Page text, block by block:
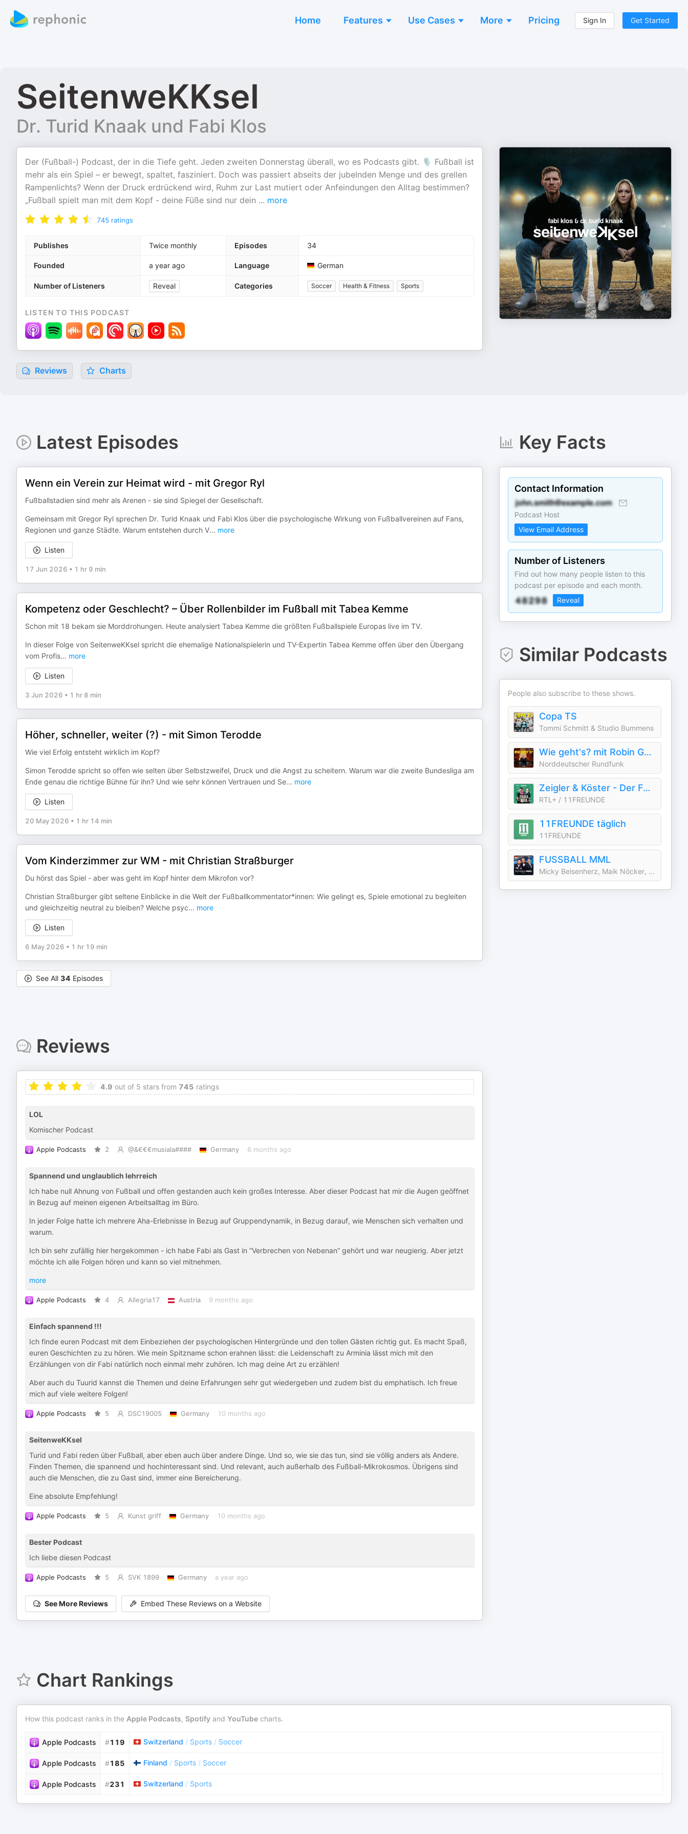
Home Features Use Cases More Pricing Sign In Get Started
SeitenweKKsel
Dr. Turid Knaak und Fabi Klos
Der (Fußball-) Podcast, der in die Tiefe geht. Jeden zweiten Donnerstag überall, wo es Podcasts gibt. 🎙 Fußball ist
mehr als ein Spiel – er bewegt, spaltet, fasziniert. Doch was passiert abseits der jubelnden Menge und des grellen
Rampenlichts? Wenn der Druck erdrückend wird, Ruhm zur Last mutiert oder Anfeindungen den Alltag bestimmen?
„Fußball spielt man mit dem Kopf - deine Füße sind nur dein ... more
745 ratings
Publishes Twice monthly Episodes 34
Founded a year ago Language German
Number of Listeners Reveal Categories Soccer Health & Fitness Sports
LISTEN TO THIS PODCAST
Reviews Charts
Latest Episodes
Wenn ein Verein zur Heimat wird - mit Gregor Ryl
Fußballstadien sind mehr als Arenen - sie sind Spiegel der Gesellschaft.
Gemeinsam mit Gregor Ryl sprechen Dr. Turid Knaak und Fabi Klos über die psychologische Wirkung von Fußballvereinen auf Fans,
Regionen und ganze Städte. Warum entstehen durch V... more
Listen
17 Jun 2026 • 1 hr 9 min
Kompetenz oder Geschlecht? – Über Rollenbilder im Fußball mit Tabea Kemme
Schon mit 18 bekam sie Morddrohungen. Heute analysiert Tabea Kemme die größten Fußballspiele Europas live im TV.
In dieser Folge von SeitenweKKsel spricht die ehemalige Nationalspielerin und TV-Expertin Tabea Kemme offen über den Übergang
vom Profis... more
Listen
3 Jun 2026 • 1 hr 8 min
Höher, schneller, weiter (?) - mit Simon Terodde
Wie viel Erfolg entsteht wirklich im Kopf?
Simon Terodde spricht so offen wie selten über Selbstzweifel, Druck und die Angst zu scheitern. Warum war die zweite Bundesliga am
Ende genau die richtige Bühne für ihn? Und wie sehr können Vertrauen und Se... more
Listen
20 May 2026 • 1 hr 14 min
Vom Kinderzimmer zur WM - mit Christian Straßburger
Du hörst das Spiel - aber was geht im Kopf hinter dem Mikrofon vor?
Christian Straßburger gibt seltene Einblicke in die Welt der Fußballkommentator*innen: Wie gelingt es, Spiele emotional zu begleiten
und gleichzeitig neutral zu bleiben? Welche psyc... more
Listen
6 May 2026 • 1 hr 19 min
See All 34 Episodes
Key Facts
Contact Information
Podcast Host
View Email Address
Number of Listeners
Find out how many people listen to this
podcast per episode and each month.
Reveal
Similar Podcasts
People also subscribe to these shows.
Copa TS
Tommi Schmitt & Studio Bummens
Wie geht's? mit Robin Gosens
Norddeutscher Rundfunk
Zeigler & Köster - Der Fußball-Podcast von 11FREUNDE
RTL+ / 11FREUNDE
11FREUNDE täglich
11FREUNDE
FUSSBALL MML
Micky Beisenherz, Maik Nöcker, Lucas Vogelsang
Reviews
4.9 out of 5 stars from 745 ratings
LOL
Komischer Podcast
Apple Podcasts 2 @&€€€musiala#### Germany 6 months ago
Spannend und unglaublich lehrreich
Ich habe null Ahnung von Fußball und offen gestanden auch kein großes Interesse. Aber dieser Podcast hat mir die Augen geöffnet
in Bezug auf meinen eigenen Arbeitsalltag im Büro.
In jeder Folge hatte ich mehrere Aha-Erlebnisse in Bezug auf Gruppendynamik, in Bezug darauf, wie Menschen sich verhalten und
warum.
Ich bin sehr zufällig hier hergekommen - ich habe Fabi als Gast in “Verbrechen von Nebenan” gehört und war neugierig. Aber jetzt
möchte ich alle Folgen hören und kann so viel mitnehmen.
more
Apple Podcasts 4 Allegria17 Austria 9 months ago
Einfach spannend !!!
Ich finde euren Podcast mit dem Einbeziehen der psychologischen Hintergründe und den tollen Gästen richtig gut. Es macht Spaß,
euren Geschichten zu zu hören. Wie mein Spitzname schon erahnen lässt: die Leidenschaft zu Arminia lässt mich mit den
Erzählungen von dir Fabi natürlich noch einmal mehr zuhören. Ich mag deine Art zu erzählen!
Aber auch du Tuurid kannst die Themen und deine Erfahrungen sehr gut wiedergeben und zudem bist du emphatisch. Ich freue
mich auf viele weitere Folgen!
Apple Podcasts 5 DSC19005 Germany 10 months ago
SeitenweKKsel
Turid und Fabi reden über Fußball, aber eben auch über andere Dinge. Und so, wie sie das tun, sind sie völlig anders als Andere.
Finden Themen, die spannend und hochinteressant sind. Und relevant, auch außerhalb des Fußball-Mikrokosmos. Übrigens sind
auch die Menschen, die zu Gast sind, immer eine Bereicherung.
Eine absolute Empfehlung!
Apple Podcasts 5 Kunst griff Germany 10 months ago
Bester Podcast
Ich liebe diesen Podcast
Apple Podcasts 5 SVK 1899 Germany a year ago
See More Reviews Embed These Reviews on a Website
Chart Rankings
How this podcast ranks in the Apple Podcasts, Spotify and YouTube charts.
Apple Podcasts #119 Switzerland / Sports / Soccer
Apple Podcasts #185 Finland / Sports / Soccer
Apple Podcasts #231 Switzerland / Sports